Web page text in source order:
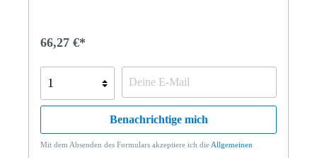
66,27 €*
Benachrichtige mich
Mit dem Absenden des Formulars akzeptiere ich die Allgemeinen